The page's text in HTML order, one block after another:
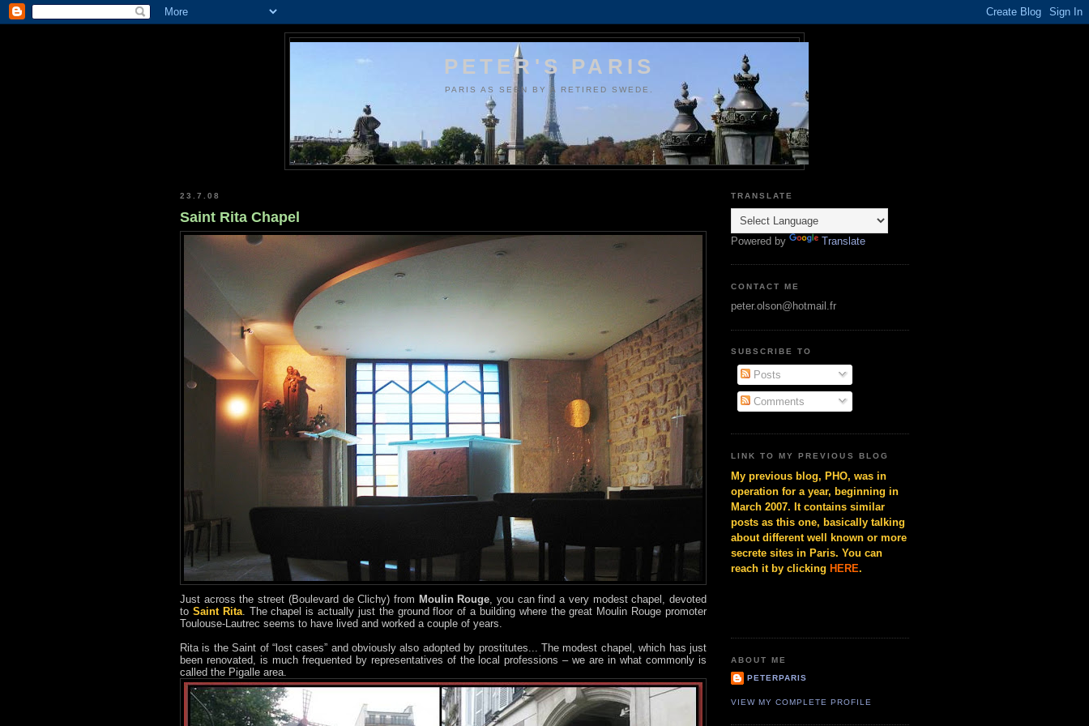
PETER'S PARIS
PARIS AS SEEN BY A RETIRED SWEDE.
23.7.08
Saint Rita Chapel
Just across the street (Boulevard de Clichy) from Moulin Rouge , you can find a very modest chapel, devoted
to Saint Rita. The chapel is actually just the ground floor of a building where the great Moulin Rouge promoter
Toulouse-Lautrec seems to have lived and worked a couple of years.
Rita is the Saint of “lost cases” and obviously also adopted by prostitutes... The modest chapel, which has just
been renovated, is much frequented by representatives of the local professions – we are in what commonly is
called the Pigalle area.
TRANSLATE
Powered by Translate
CONTACT ME
peter.olson@hotmail.fr
SUBSCRIBE TO
Posts
Comments
LINK TO MY PREVIOUS BLOG
My previous blog, PHO, was in
operation for a year, beginning in
March 2007. It contains similar
posts as this one, basically talking
about different well known or more
secrete sites in Paris. You can
reach it by clicking HERE.
ABOUT ME
PETERPARIS
VIEW MY COMPLETE PROFILE